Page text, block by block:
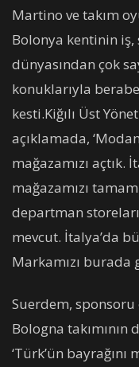
Martino ve takım
Bolonya kentinin iş,
dünyasından çok
konuklarıyla
kesti.Kiğılı Üst
açıklamada,
mağazamızı açtık.
mağazamızı
departman
mevcut. İtalya’da
Markamızı burada
Suerdem, sponsoru
Bologna
‘Türk’ün